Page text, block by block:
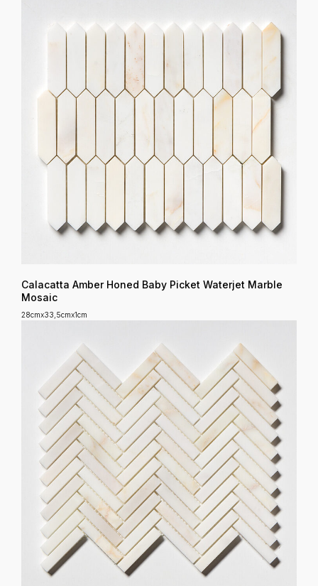
Calacatta Amber Honed Baby Picket Waterjet Marble
Mosaic
28cmx33,5cmx1cm